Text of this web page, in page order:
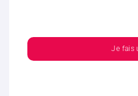
Je fais